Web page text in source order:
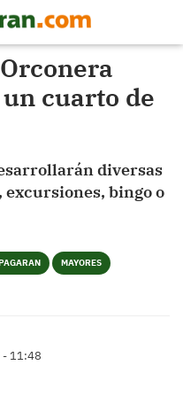
cuarto de
diversas
bingo o
MAYORES
11:48